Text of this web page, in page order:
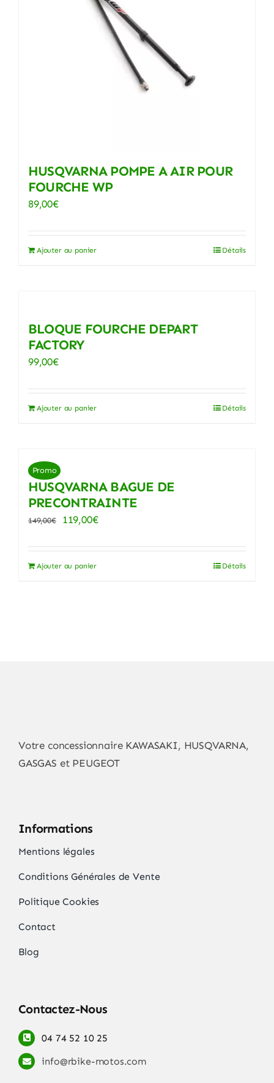
HUSQVARNA POMPE A AIR POUR
FOURCHE WP
89,00€
Ajouter au panier Détails
BLOQUE FOURCHE DEPART
FACTORY
99,00€
Ajouter au panier Détails
Promo
HUSQVARNA BAGUE DE
PRECONTRAINTE
149,00€
Le
initial
était :
119,00€Le
actuel
Ajouter au panier Détails
Votre concessionnaire KAWASAKI, HUSQVARNA,
GASGAS et PEUGEOT
Informations
Mentions légales
Conditions Générales de Vente
Politique Cookies
Contact
Blog
Contactez-Nous
04 74 52 10 25
info@rbike-motos.com